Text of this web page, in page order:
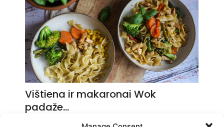
Vištiena ir makaronai Wok
padaže…